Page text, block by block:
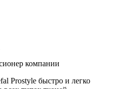
компании
Prostyle быстро и легко